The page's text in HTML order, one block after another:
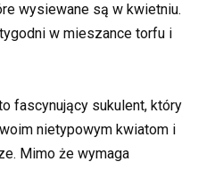
wysiewane są w kwietniu.
w mieszance torfu i
fascynujący sukulent, który
nietypowym kwiatom i
Mimo że wymaga